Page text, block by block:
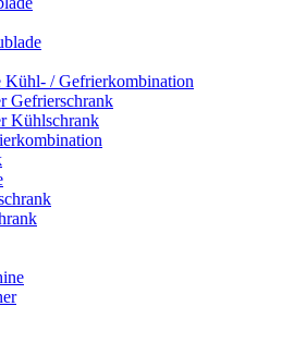
Kühl- / Gefrierkombination
Gefrierschrank
Kühlschrank